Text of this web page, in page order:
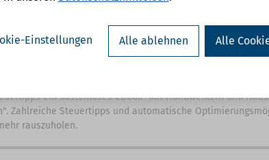
Einstellungen Alle ablehnen Alle
flex (Steuerjahr 2024)
Nachkauf weiterer Abgaben, kein ELSTER-Zertifikat
ein kostenloses eBook "Mit Handwerkern und
Zahlreiche Steuertipps und automatische
rauszuholen.